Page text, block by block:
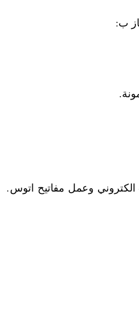
ب:
وعمل مفاتيح اتوس.